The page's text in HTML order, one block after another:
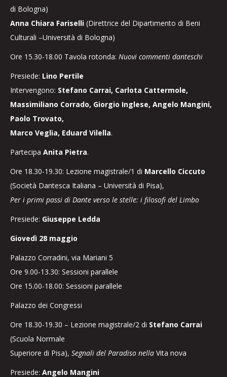
di Bologna)
Anna Chiara Fariselli (Direttrice del Dipartimento di Beni
Culturali –Università di Bologna)
Ore 15.30-18.00 Tavola rotonda: Nuovi commenti danteschi
Presiede: Lino Pertile
Intervengono: Stefano Carrai, Carlota Cattermole,
Massimiliano Corrado, Giorgio Inglese, Angelo Mangini,
Paolo Trovato,
Marco Veglia, Eduard Vilella.
Partecipa Anita Pietra.
Ore 18.30-19.30: Lezione magistrale/1 di Marcello Ciccuto
(Società Dantesca Italiana – Università di Pisa),
Per i primi passi di Dante verso le stelle: i filosofi del Limbo
Presiede: Giuseppe Ledda
Giovedì 28 maggio
Palazzo Corradini, via Mariani 5
Ore 9.00-13.30: Sessioni parallele
Ore 15.00-18.00: Sessioni parallele
Palazzo dei Congressi
Ore 18.30-19.30 – Lezione magistrale/2 di Stefano Carrai
(Scuola Normale
Superiore di Pisa), Segnali del Paradiso nella Vita nova
Presiede: Angelo Mangini